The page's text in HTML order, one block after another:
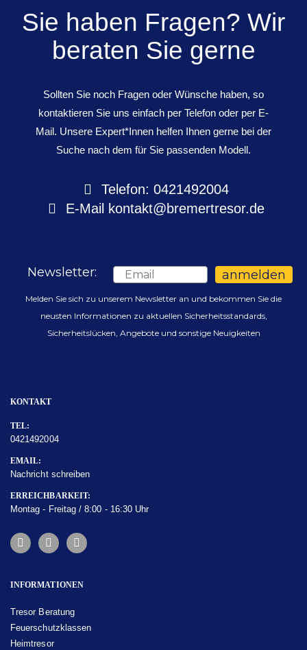
Sie haben Fragen? Wir
beraten Sie gerne
Sollten Sie noch Fragen oder Wünsche haben, so
kontaktieren Sie uns einfach per Telefon oder per E-
Mail. Unsere Expert*Innen helfen Ihnen gerne bei der
Suche nach dem für Sie passenden Modell.
Telefon: 0421492004
E-Mail
kontakt@bremertresor.de
Newsletter: Email anmelden
Melden Sie sich zu unserem Newsletter an und bekommen Sie die
neusten Informationen zu aktuellen Sicherheitsstandards,
Sicherheitslücken, Angebote und sonstige Neuigkeiten
KONTAKT
TEL:
0421492004
EMAIL:
Nachricht schreiben
ERREICHBARKEIT:
Montag - Freitag / 8:00 - 16:30 Uhr
INFORMATIONEN
Tresor Beratung
Feuerschutzklassen
Heimtresor